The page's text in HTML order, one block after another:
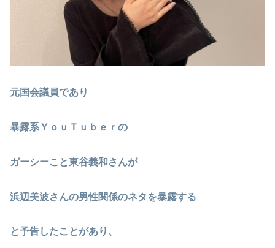
元国会議員であり
暴露系ＹｏｕＴｕｂｅｒの
ガーシーこと東谷義和さんが
浜辺美波さんの男性関係のネタを暴露する
と予告したことがあり、